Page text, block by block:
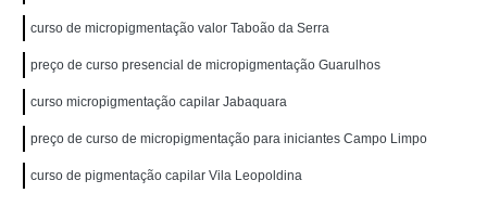
curso de micropigmentação valor Taboão da Serra
preço de curso presencial de micropigmentação Guarulhos
curso micropigmentação capilar Jabaquara
preço de curso de micropigmentação para iniciantes Campo Limpo
curso de pigmentação capilar Vila Leopoldina